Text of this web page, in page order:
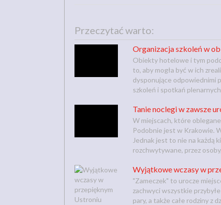
Przeczytać warto:
Organizacja szkoleń w
Obiekty hotelowe i tym
to, aby mogła być w ich
dysponujące odpowiednimi
szkoleń i spotkań
Tanie noclegi w zawsze
W miejscach, które
Podobnie jest w Krakowie.
Jednak jest to nie na każdą
rozchwytywane, przez
Wyjątkowe wczasy w
"Zameczek" to urocze
zachwyci wszystkie
pary, a także całe rodziny z